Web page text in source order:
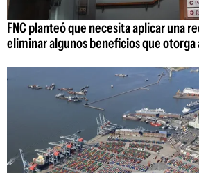
FNC planteó que necesita aplicar una
eliminar algunos beneficios que otorga